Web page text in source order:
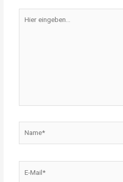
eingeben…
Mail*